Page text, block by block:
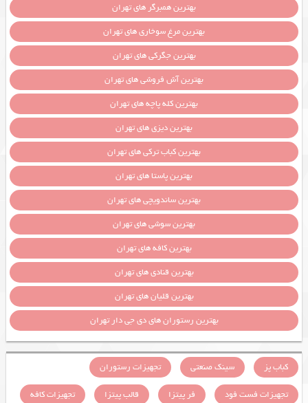
بهترین همبرگر های تهران
بهترین مرغ سوخاری های تهران
بهترین جگرکی های تهران
بهترین آش فروشی های تهران
بهترین کله پاچه های تهران
بهترین دیزی های تهران
بهترین کباب ترکی های تهران
بهترین پاستا های تهران
بهترین ساندویچی های تهران
بهترین سوشی های تهران
بهترین کافه های تهران
بهترین قنادی های تهران
بهترین قلیان های تهران
بهترین رستوران های دی جی دار تهران
کباب پز سینک صنعتی
تجهیزات رستوران
تجهیزات فست فود
فر پیتزا قالب پیتزا
تجهیزات کافه